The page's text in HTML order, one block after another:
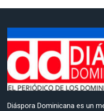
Diáspora Dominicana es un